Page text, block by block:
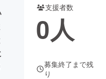
CAMPFIRE Creation
ya コミュニティ
支援者数
0人
募集終了まで残
り